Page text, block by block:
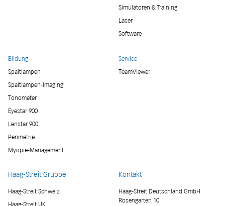
Simulatoren & Training
Laser
Software
Bildung
Spaltlampen
Spaltlampen-Imaging
Tonometer
Eyestar 900
Lenstar 900
Perimetrie
Myopie-Management
Service
TeamViewer
Haag-Streit Gruppe
Haag-Streit Schweiz
Haag-Streit UK
Kontakt
Haag-Streit Deutschland GmbH
Rosengarten 10